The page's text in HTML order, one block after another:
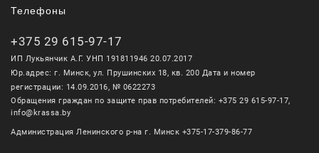
Телефоны
+375 29 615-97-17
ИП Лукьянчик А.Г. УНП 191811946 20.07.2017
Юр.адрес: г. Минск, ул. Прушинских 18, кв. 200 Дата и номер
регистрации: 14.09.2016, № 0622273
Обращения граждан по защите прав потребителей: +375 29 615-97-17,
info@krassa.by
Администрация Ленинского р-на г. Минск +375-17-379-86-77